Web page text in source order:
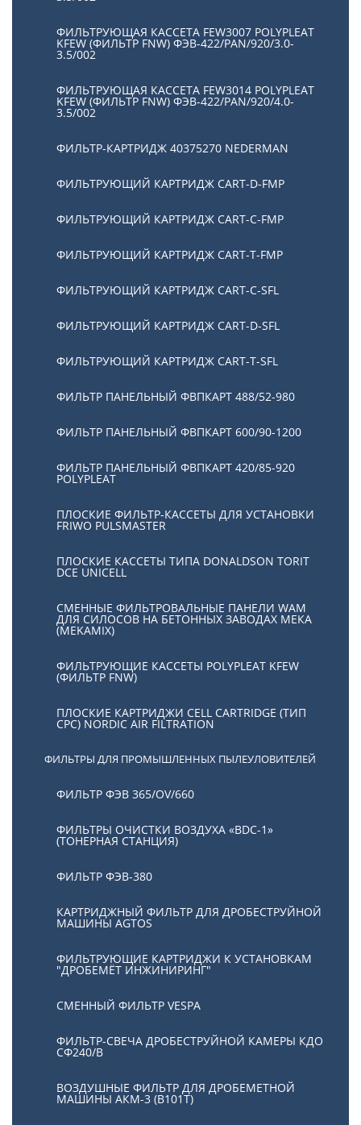
ФИЛЬТРУЮЩАЯ КАССЕТА FEW3007 POLYPLEAT
KFEW (ФИЛЬТР FNW) ФЭВ-422/PAN/920/3.0-
3.5/002
ФИЛЬТРУЮЩАЯ КАССЕТА FEW3014 POLYPLEAT
KFEW (ФИЛЬТР FNW) ФЭВ-422/PAN/920/4.0-
3.5/002
ФИЛЬТР-КАРТРИДЖ 40375270 NEDERMAN
ФИЛЬТРУЮЩИЙ КАРТРИДЖ CART-D-FMP
ФИЛЬТРУЮЩИЙ КАРТРИДЖ CART-С-FMP
ФИЛЬТРУЮЩИЙ КАРТРИДЖ CART-Т-FMP
ФИЛЬТРУЮЩИЙ КАРТРИДЖ CART-C-SFL
ФИЛЬТРУЮЩИЙ КАРТРИДЖ CART-D-SFL
ФИЛЬТРУЮЩИЙ КАРТРИДЖ CART-T-SFL
ФИЛЬТР ПАНЕЛЬНЫЙ ФВПКАРТ 488/52-980
ФИЛЬТР ПАНЕЛЬНЫЙ ФВПКАРТ 600/90-1200
ФИЛЬТР ПАНЕЛЬНЫЙ ФВПКАРТ 420/85-920
POLYPLEAT
ПЛОСКИЕ ФИЛЬТР-КАССЕТЫ ДЛЯ УСТАНОВКИ
FRIWO PULSMASTER
ПЛОСКИЕ КАССЕТЫ ТИПА DONALDSON TORIT
DCE UNICELL
СМЕННЫЕ ФИЛЬТРОВАЛЬНЫЕ ПАНЕЛИ WAM
ДЛЯ СИЛОСОВ НА БЕТОННЫХ ЗАВОДАХ МЕКА
(MEKAMIX)
ФИЛЬТРУЮЩИЕ КАССЕТЫ POLYPLEAT KFEW
(ФИЛЬТР FNW)
ПЛОСКИЕ КАРТРИДЖИ CELL CARTRIDGE (ТИП
СРС) NORDIC AIR FILTRATION
ФИЛЬТРЫ ДЛЯ ПРОМЫШЛЕННЫХ ПЫЛЕУЛОВИТЕЛЕЙ
ФИЛЬТР ФЭВ 365/OV/660
ФИЛЬТРЫ ОЧИСТКИ ВОЗДУХА «BDC-1»
(ТОНЕРНАЯ СТАНЦИЯ)
ФИЛЬТР ФЭВ-380
КАРТРИДЖНЫЙ ФИЛЬТР ДЛЯ ДРОБЕСТРУЙНОЙ
МАШИНЫ AGTOS
ФИЛЬТРУЮЩИЕ КАРТРИДЖИ К УСТАНОВКАМ
"ДРОБЕМЁТ ИНЖИНИРИНГ"
СМЕННЫЙ ФИЛЬТР VESPA
ФИЛЬТР-СВЕЧА ДРОБЕСТРУЙНОЙ КАМЕРЫ КДО
СФ240/В
ВОЗДУШНЫЕ ФИЛЬТР ДЛЯ ДРОБЕМЕТНОЙ
МАШИНЫ АКМ-3 (В101Т)